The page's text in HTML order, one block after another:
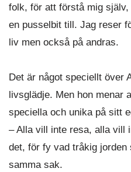
folk, för att förstå mig
en pusselbit till. Jag reser
liv men också på andras.
Det är något speciellt över
livsglädje. Men hon menar
speciella och unika på sitt
– Alla vill inte resa, alla vill
det, för fy vad tråkig
samma sak.